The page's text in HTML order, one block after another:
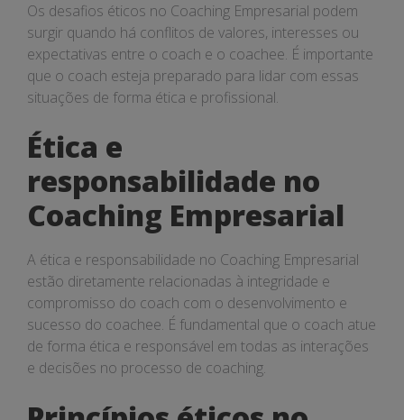
Os desafios éticos no Coaching Empresarial podem
surgir quando há conflitos de valores, interesses ou
expectativas entre o coach e o coachee. É importante
que o coach esteja preparado para lidar com essas
situações de forma ética e profissional.
Ética e
responsabilidade no
Coaching Empresarial
A ética e responsabilidade no Coaching Empresarial
estão diretamente relacionadas à integridade e
compromisso do coach com o desenvolvimento e
sucesso do coachee. É fundamental que o coach atue
de forma ética e responsável em todas as interações
e decisões no processo de coaching.